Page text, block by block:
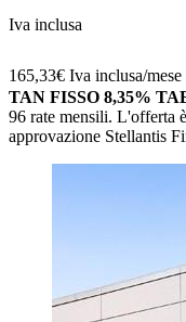
Iva inclusa
165,33€ Iva inclusa/mese
TAN FISSO 8,35%
96 rate mensili. L'offerta
approvazione Stellantis